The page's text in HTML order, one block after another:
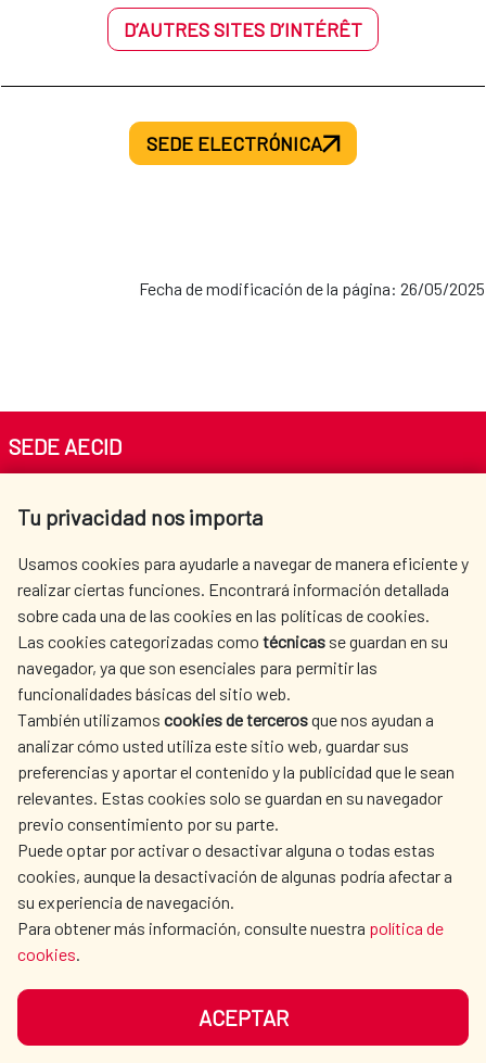
D’AUTRES SITES D’INTÉRÊT
SEDE ELECTRÓNICA
Fecha de modificación de la página: 26/05/2025
Tu privacidad nos importa
Usamos cookies para ayudarle a navegar de manera eficiente y
realizar ciertas funciones. Encontrará información detallada
sobre cada una de las cookies en las políticas de cookies.
Las cookies categorizadas como técnicas se guardan en su
navegador, ya que son esenciales para permitir las
funcionalidades básicas del sitio web.
También utilizamos cookies de tercerosque nos ayudan a
analizar cómo usted utiliza este sitio web, guardar sus
preferencias y aportar el contenido y la publicidad que le sean
relevantes. Estas cookies solo se guardan en su navegador
previo consentimiento por su parte.
Puede optar por activar o desactivar alguna o todas estas
cookies, aunque la desactivación de algunas podría afectar a
su experiencia de navegación.
Para obtener más información, consulte nuestra política de
cookies.
ACEPTAR
SEDE AECID
Tel. +34 900 20 30 54​​​​​​​
AECID
OÙ NOUS COOPÉRONS
L'ACTION HUMANITAIRE
ESPAGNOLE
SALLE DE PRESSE
CULTURE ET SCIENCE BIBLIOTHÈQUE
NOS RÉSEAUX SOCIAUX
PROTECTION DES DONNÉES